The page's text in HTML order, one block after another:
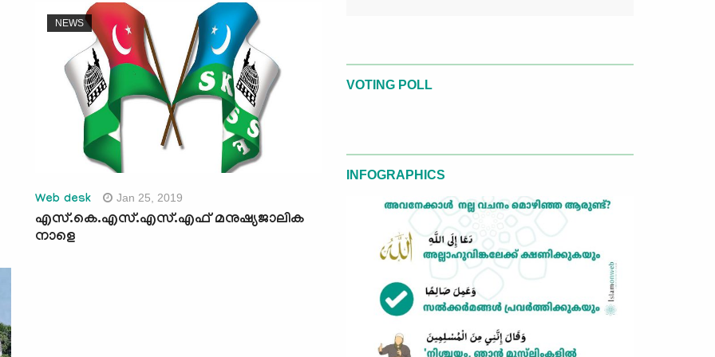
NEWS
Web desk Jan 25, 2019
എസ്.കെ.എസ്.എസ്.എഫ് മനുഷ്യജാലിക
നാളെ
VOTING POLL
INFOGRAPHICS